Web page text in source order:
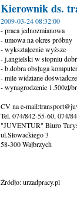
Kierownik ds.
2009-03-24 08:32:00
- praca jednozmianowa
- umowa na okres próbny
- wykształcenie wyższe
- j.angielski w stopniu
- b.dobra obsługa
- mile widziane
- wynagrodzenie 1.500zł/
CV na e-
Tel. 074/842-55-60, 074/
"JUVENTUR" Biuro
ul.Słowackiego 3
58-300 Wałbrzych
Źródło: urzadpracy.pl